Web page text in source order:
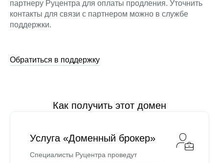
партнеру Руцентра для оплаты продления. Уточнить
контакты для связи с партнером можно в службе
поддержки.
Обратиться в поддержку
Как получить этот домен
Услуга «Доменный брокер»
Специалисты Руцентра проведут